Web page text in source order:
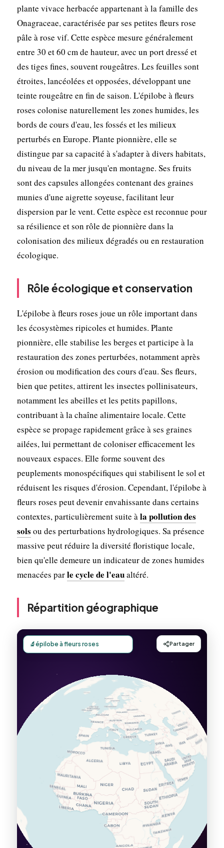
plante vivace herbacée appartenant à la famille des
Onagraceae, caractérisée par ses petites fleurs rose
pâle à rose vif. Cette espèce mesure généralement
entre 30 et 60 cm de hauteur, avec un port dressé et
des tiges fines, souvent rougeâtres. Les feuilles sont
étroites, lancéolées et opposées, développant une
teinte rougeâtre en fin de saison. L'épilobe à fleurs
roses colonise naturellement les zones humides, les
bords de cours d'eau, les fossés et les milieux
perturbés en Europe. Plante pionnière, elle se
distingue par sa capacité à s'adapter à divers habitats,
du niveau de la mer jusqu'en montagne. Ses fruits
sont des capsules allongées contenant des graines
munies d'une aigrette soyeuse, facilitant leur
dispersion par le vent. Cette espèce est reconnue pour
sa résilience et son rôle de pionnière dans la
colonisation des milieux dégradés ou en restauration
écologique.
Rôle écologique et conservation
L'épilobe à fleurs roses joue un rôle important dans
les écosystèmes ripicoles et humides. Plante
pionnière, elle stabilise les berges et participe à la
restauration des zones perturbées, notamment après
érosion ou modification des cours d'eau. Ses fleurs,
bien que petites, attirent les insectes pollinisateurs,
notamment les abeilles et les petits papillons,
contribuant à la chaîne alimentaire locale. Cette
espèce se propage rapidement grâce à ses graines
ailées, lui permettant de coloniser efficacement les
nouveaux espaces. Elle forme souvent des
peuplements monospécifiques qui stabilisent le sol et
réduisent les risques d'érosion. Cependant, l'épilobe à
fleurs roses peut devenir envahissante dans certains
contextes, particulièrement suite àla pollution des
sols ou des perturbations hydrologiques. Sa présence
massive peut réduire la diversité floristique locale,
bien qu'elle demeure un indicateur de zones humides
menacées parle cycle de l'eaualtéré.
Répartition géographique